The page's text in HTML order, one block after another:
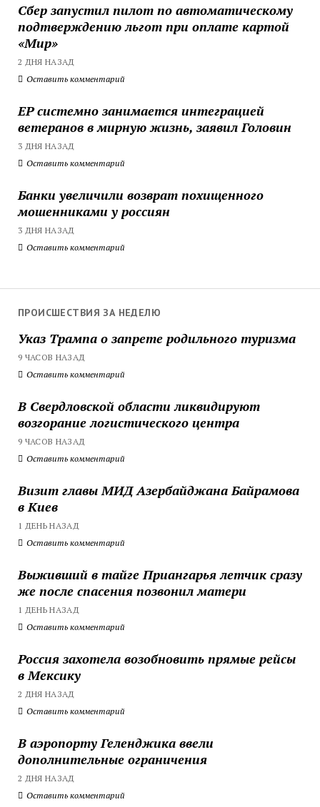
Сбер запустил пилот по автоматическому
подтверждению льгот при оплате картой
«Мир»
2 ДНЯ НАЗАД
Оставить комментарий
ЕР системно занимается интеграцией
ветеранов в мирную жизнь, заявил Головин
3 ДНЯ НАЗАД
Оставить комментарий
Банки увеличили возврат похищенного
мошенниками у россиян
3 ДНЯ НАЗАД
Оставить комментарий
ПРОИСШЕСТВИЯ ЗА НЕДЕЛЮ
Указ Трампа о запрете родильного туризма
9 ЧАСОВ НАЗАД
Оставить комментарий
В Свердловской области ликвидируют
возгорание логистического центра
9 ЧАСОВ НАЗАД
Оставить комментарий
Визит главы МИД Азербайджана Байрамова
в Киев
1 ДЕНЬ НАЗАД
Оставить комментарий
Выживший в тайге Приангарья летчик сразу
же после спасения позвонил матери
1 ДЕНЬ НАЗАД
Оставить комментарий
Россия захотела возобновить прямые рейсы
в Мексику
2 ДНЯ НАЗАД
Оставить комментарий
В аэропорту Геленджика ввели
дополнительные ограничения
2 ДНЯ НАЗАД
Оставить комментарий